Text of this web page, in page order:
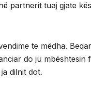
partnerit tuaj gjate
te mëdha.
do ju
dilnit dot.